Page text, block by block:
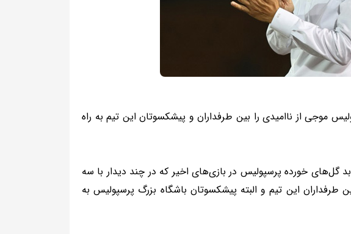
موجی از ناامیدی را بین طرفداران و پیشکسوتان این تیم به راه
برگشت و آمار بد گل‌های خورده پرسپولیس در بازی‌های اخیر که در چند دیدار با سه
این تیم و البته پیشکسوتان باشگاه بزرگ پرسپولیس به